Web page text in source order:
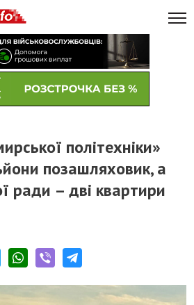
політехніки»
позашляховик, а
ради – дві квартири